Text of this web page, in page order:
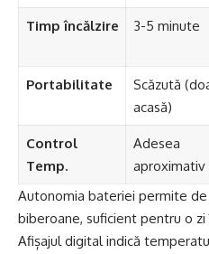
Timp încălzire 3-5 minute
Portabilitate
Scăzută
acasă)
Control
Temp.
Adesea
aproximativ
Autonomia bateriei permite de
biberoane, suficient pentru o
Afișajul digital indică